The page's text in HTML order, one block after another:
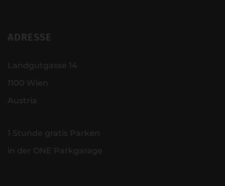
ADRESSE
Landgutgasse 14
1100 Wien
Austria
1 Stunde gratis Parken
in der ONE Parkgarage